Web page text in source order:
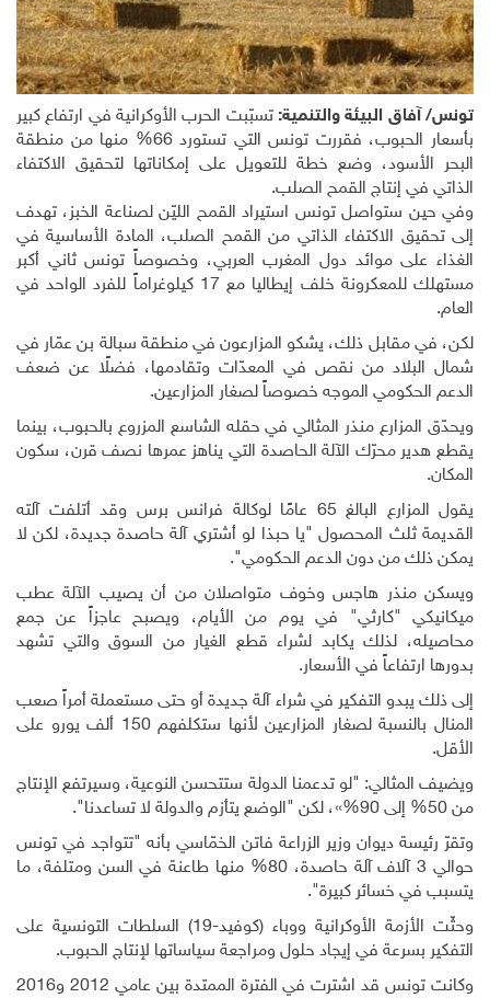
تونس/ آفاق البيئة والتنمية: تسبّبت الحرب الأوكرانية في ارتفاع كبير
بأسعار الحبوب، فقررت تونس التي تستورد 66% منها من منطقة
البحر الأسود، وضع خطة للتعويل على إمكاناتها لتحقيق الاكتفاء
الذاتي في إنتاج القمح الصلب.
وفي حين ستواصل تونس استيراد القمح الليّن لصناعة الخبز، تهدف
إلى تحقيق الاكتفاء الذاتي من القمح الصلب، المادة الأساسية في
الغذاء على موائد دول المغرب العربي، وخصوصاً تونس ثاني أكبر
مستهلك للمعكرونة خلف إيطاليا مع 17 كيلوغراماً للفرد الواحد في
العام.
لكن، في مقابل ذلك، يشكو المزارعون في منطقة سبالة بن عمّار في
شمال البلاد من نقص في المعدّات وتقادمها، فضلًا عن ضعف
الدعم الحكومي الموجه خصوصاً لصغار المزارعين.
ويحدّق المزارع منذر المثالي في حقله الشاسع المزروع بالحبوب، بينما
يقطع هدير محرّك الآلة الحاصدة التي يناهز عمرها نصف قرن، سكون
المكان.
يقول المزارع البالغ 65 عامًا لوكالة فرانس برس وقد أتلفت آلته
القديمة ثلث المحصول "يا حبذا لو أشتري آلة حاصدة جديدة، لكن لا
يمكن ذلك من دون الدعم الحكومي".
ويسكن منذر هاجس وخوف متواصلان من أن يصيب الآلة عطب
ميكانيكي "كارثي" في يوم من الأيام، ويصبح عاجزاً عن جمع
محاصيله، لذلك يكابد لشراء قطع الغيار من السوق والتي تشهد
بدورها ارتفاعاً في الأسعار.
إلى ذلك يبدو التفكير في شراء آلة جديدة أو حتى مستعملة أمراً صعب
المنال بالنسبة لصغار المزارعين لأنها ستكلفهم 150 ألف يورو على
الأقل.
ويضيف المثالي: "لو تدعمنا الدولة ستتحسن النوعية، وسيرتفع الإنتاج
من 50% إلى 90%»، لكن "الوضع يتأزم والدولة لا تساعدنا".
وتقرّ رئيسة ديوان وزير الزراعة فاتن الخمّاسي بأنه "تتواجد في تونس
حوالي 3 آلاف آلة حاصدة، 80% منها طاعنة في السن ومتلفة، ما
يتسبب في خسائر كبيرة".
وحثّت الأزمة الأوكرانية ووباء (كوفيد-19) السلطات التونسية على
التفكير بسرعة في إيجاد حلول ومراجعة سياساتها لإنتاج الحبوب.
وكانت تونس قد اشترت في الفترة الممتدة بين عامي 2012 و2016